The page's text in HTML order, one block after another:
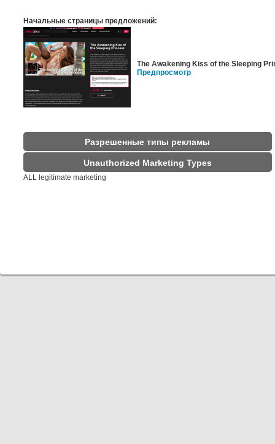
Начальные страницы предложений:
The Awakening Kiss of the Sleeping
Предпросмотр
Разрешенные типы рекламы
Unauthorized Marketing Types
ALL legitimate marketing